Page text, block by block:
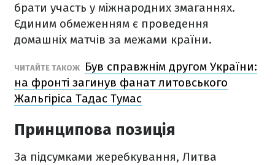
брати участь у міжнародних змаганнях.
Єдиним обмеженням є проведення
домашніх матчів за межами країни.
ЧИТАЙТЕ ТАКОЖ
Був справжнім другом України:
на фронті загинув фанат литовського
Жальгіріса Тадас Тумас
Принципова позиція
За підсумками жеребкування, Литва